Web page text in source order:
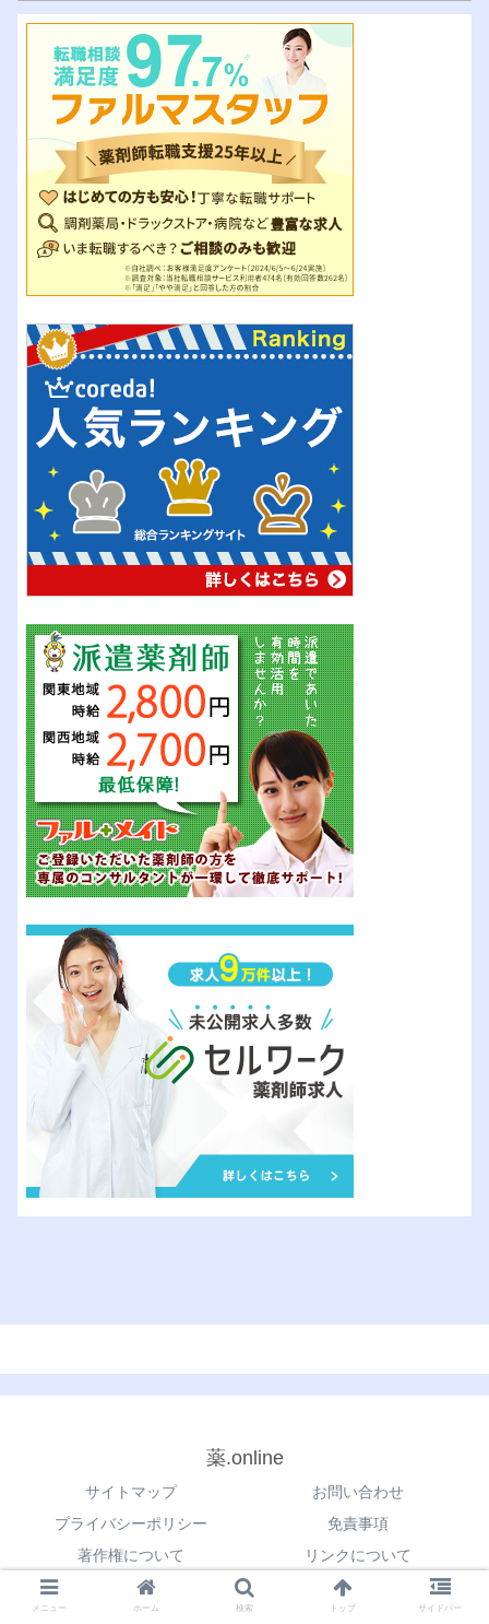
薬.online
サイトマップ
お問い合わせ
プライバシーポリシー
免責事項
著作権について
リンクについて
© 2021 薬.online.
メニュー ホーム 検索 トップ サイドバー